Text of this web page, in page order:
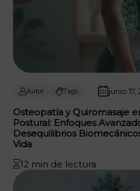
Autor Tags junio 17,
Osteopatía y Quiromasaje
Postural: Enfoques
Desequilibrios
Vida
12 min de lectura